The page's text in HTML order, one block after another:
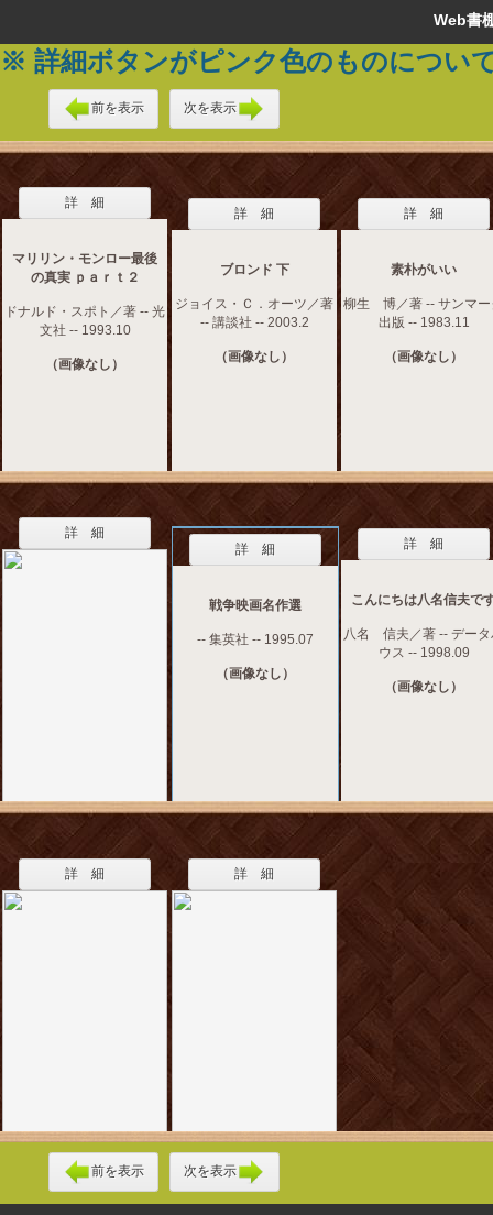
Web
※ 詳細ボタンがピンク色のものについ
前を表示 次を表示
詳 細
マリリン・モンロー最後
の真実 ｐａｒｔ２
ドナルド・スポト／著 -- 光
文社 -- 1993.10
（画像なし）
詳 細
ブロンド 下
ジョイス・Ｃ．オーツ／著
-- 講談社 -- 2003.2
（画像なし）
詳 細
素朴がいい
柳生 博／著 -- サンマー
出版 -- 1983.11
（画像なし）
詳 細
詳 細
戦争映画名作選
-- 集英社 -- 1995.07
（画像なし）
詳 細
こんにちは八名信夫で
八名 信夫／著 -- データ
ウス -- 1998.09
（画像なし）
詳 細 詳 細
前を表示 次を表示